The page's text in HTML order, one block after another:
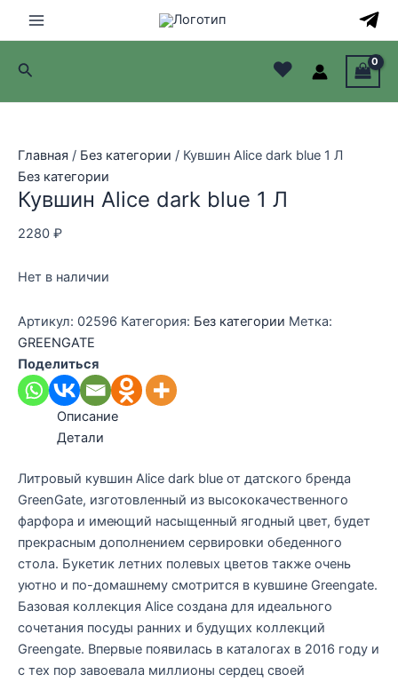
Main
Menu
Поиск ♥
Главная / Без категории / Кувшин Alice dark blue 1 Л
Без категории
Кувшин Alice dark blue 1 Л
2280 ₽
Нет в наличии
Артикул: 02596 Категория: Без категории Метка:
GREENGATE
Поделиться
Описание
Детали
Литровый кувшин Alice dark blue от датского бренда
GreenGate, изготовленный из высококачественного
фарфора и имеющий насыщенный ягодный цвет, будет
прекрасным дополнением сервировки обеденного
стола. Букетик летних полевых цветов также очень
уютно и по-домашнему смотрится в кувшине Greengate.
Базовая коллекция Alice создана для идеального
сочетания посуды ранних и будущих коллекций
Greengate. Впервые появилась в каталогах в 2016 году и
с тех пор завоевала миллионы сердец своей
Распродажа!
Распродажа!
Распродажа!
Распродажа!
Распродажа!
Распродажа!